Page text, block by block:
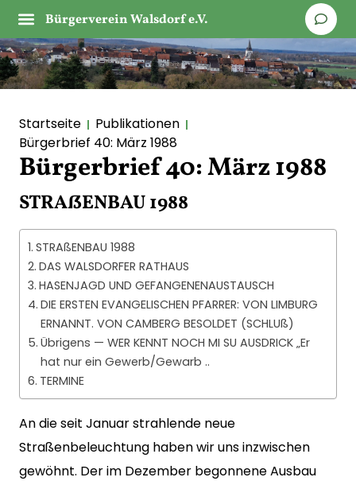
Bürgerverein Walsdorf e.V.
Startseite
Publikationen
Bürgerbrief 40: März 1988
Bürgerbrief 40: März 1988
STRAßENBAU 1988
STRAßENBAU 1988
DAS WALSDORFER RATHAUS
HASENJAGD UND GEFANGENENAUSTAUSCH
DIE ERSTEN EVANGELISCHEN PFARRER: VON LIMBURG
ERNANNT. VON CAMBERG BESOLDET (SCHLUß)
Übrigens — WER KENNT NOCH MI SU AUSDRICK „Er
hat nur ein Gewerb/Gewarb ..
TERMINE
An die seit Januar strahlende neue
Straßenbeleuchtung haben wir uns inzwischen
gewöhnt. Der im Dezember begonnene Ausbau